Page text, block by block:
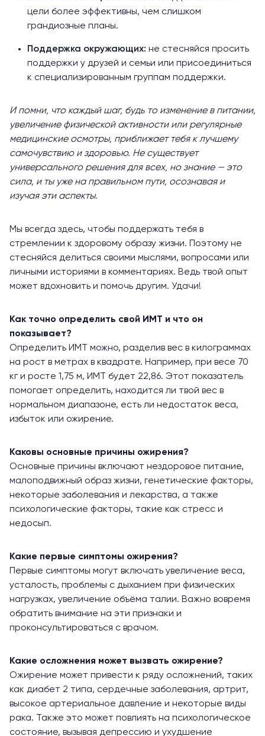
цели более эффективны, чем слишком
грандиозные планы.
Поддержка окружающих: не стесняйся просить
поддержки у друзей и семьи или присоединиться
к специализированным группам поддержки.
И помни, что каждый шаг, будь то изменение в питании,
увеличение физической активности или регулярные
медицинские осмотры, приближает тебя к лучшему
самочувствию и здоровью. Не существует
универсального решения для всех, но знание — это
сила, и ты уже на правильном пути, осознавая и
изучая эти аспекты.
Мы всегда здесь, чтобы поддержать тебя в
стремлении к здоровому образу жизни. Поэтому не
стесняйся делиться своими мыслями, вопросами или
личными историями в комментариях. Ведь твой опыт
может вдохновить и помочь другим. Удачи!
Как точно определить свой ИМТ и что он
показывает?
Определить ИМТ можно, разделив вес в килограммах
на рост в метрах в квадрате. Например, при весе 70
кг и росте 1,75 м, ИМТ будет 22,86. Этот показатель
помогает определить, находится ли твой вес в
нормальном диапазоне, есть ли недостаток веса,
избыток или ожирение.
Каковы основные причины ожирения?
Основные причины включают нездоровое питание,
малоподвижный образ жизни, генетические факторы,
некоторые заболевания и лекарства, а также
психологические факторы, такие как стресс и
недосып.
Какие первые симптомы ожирения?
Первые симптомы могут включать увеличение веса,
усталость, проблемы с дыханием при физических
нагрузках, увеличение объёма талии. Важно вовремя
обратить внимание на эти признаки и
проконсультироваться с врачом.
Какие осложнения может вызвать ожирение?
Ожирение может привести к ряду осложнений, таких
как диабет 2 типа, сердечные заболевания, артрит,
высокое артериальное давление и некоторые виды
рака. Также это может повлиять на психологическое
состояние, вызывая депрессию и ухудшение